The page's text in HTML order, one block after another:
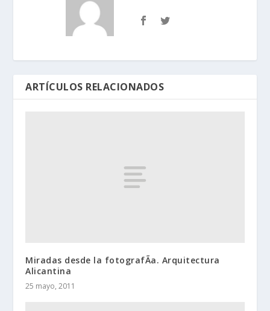
ARTÍCULOS RELACIONADOS
Miradas desde la fotografÃ­a. Arquitectura
Alicantina
25 mayo, 2011